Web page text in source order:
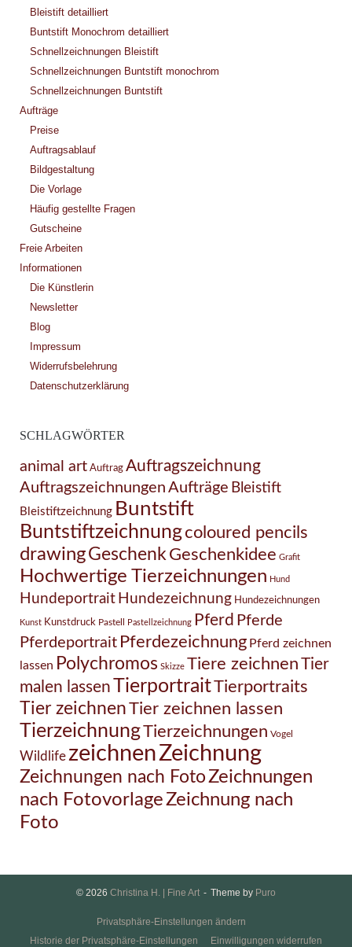
Bleistift detailliert
Buntstift Monochrom detailliert
Schnellzeichnungen Bleistift
Schnellzeichnungen Buntstift monochrom
Schnellzeichnungen Buntstift
Aufträge
Preise
Auftragsablauf
Bildgestaltung
Die Vorlage
Häufig gestellte Fragen
Gutscheine
Freie Arbeiten
Informationen
Die Künstlerin
Newsletter
Blog
Impressum
Widerrufsbelehrung
Datenschutzerklärung
SCHLAGWÖRTER
animal art Auftrag Auftragszeichnung
Auftragszeichnungen Aufträge Bleistift
Bleistiftzeichnung Buntstift
Buntstiftzeichnungcoloured pencils
drawingGeschenkGeschenkidee Grafit
Hochwertige Tierzeichnungen Hund
Hundeportrait Hundezeichnung Hundezeichnungen
Kunst Kunstdruck Pastell Pastellzeichnung Pferd Pferde
Pferdeportrait Pferdezeichnung Pferd zeichnen
lassen Polychromos Skizze Tiere zeichnenTier
malen lassenTierportraitTierportraits
Tier zeichnenTier zeichnen lassen
TierzeichnungTierzeichnungen Vogel
WildlifezeichnenZeichnung
Zeichnungen nach FotoZeichnungen
nach FotovorlageZeichnung nach
Foto
© 2026 Christina H. | Fine Art Theme by Puro
Privatsphäre-Einstellungen ändern
Historie der Privatsphäre-Einstellungen
Einwilligungen widerrufen